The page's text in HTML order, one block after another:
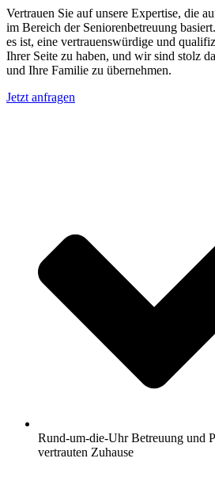
Vertrauen Sie auf unsere Expertise, die
im Bereich der Seniorenbetreuung
es ist, eine vertrauenswürdige und
Ihrer Seite zu haben, und wir sind stolz
und Ihre Familie zu übernehmen.
Jetzt anfragen
Rund-um-die-Uhr Betreuung und
vertrauten Zuhause